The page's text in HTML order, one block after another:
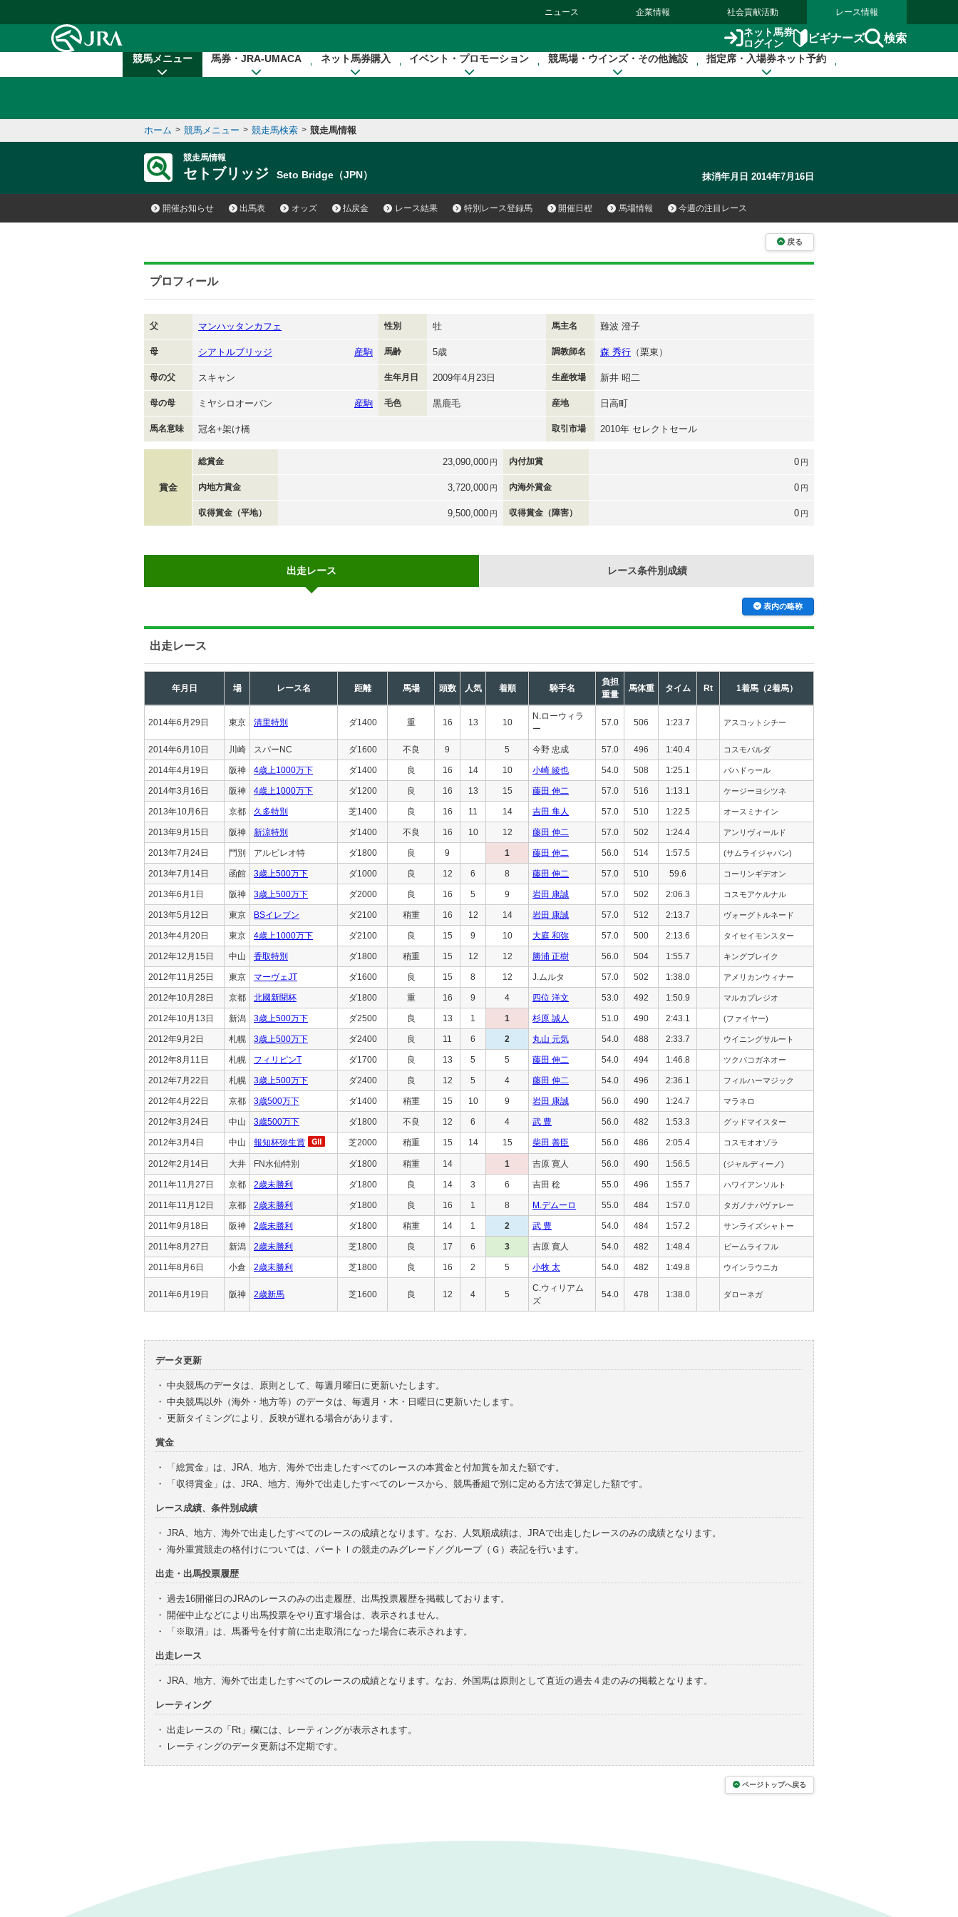
ニュース 企業情報 社会貢献活動 レース情報
ネット馬券
ログイン
ビギナーズ 検索
競馬メニュー 馬券・JRA-UMACA ネット馬券購入 イベント・プロモーション 競馬場・ウインズ・その他施設 指定席・入場券ネット予約
ホーム > 競馬メニュー > 競走馬検索 > 競走馬情報
競走馬情報
セトブリッジ Seto Bridge（JPN） 抹消年月日 2014年7月16日
開催お知らせ 出馬表 オッズ 払戻金 レース結果 特別レース登録馬 開催日程 馬場情報 今週の注目レース
戻る
プロフィール
父 マンハッタンカフェ 性別 牡 馬主名 難波 澄子
母 シアトルブリッジ 産駒 馬齢 5歳 調教師名 森 秀行 （栗東）
母の父 スキャン 生年月日 2009年4月23日 生産牧場 新井 昭二
母の母 ミヤシロオーバン 産駒 毛色 黒鹿毛 産地 日高町
馬名意味 冠名+架け橋 取引市場 2010年 セレクトセール
賞金
総賞金 23,090,000 円 内付加賞 0 円
内地方賞金 3,720,000 円 内海外賞金 0 円
収得賞金（平地） 9,500,000 円 収得賞金（障害） 0 円
出走レース レース条件別成績
表内の略称
出走レース
年月日 場 レース名 距離 馬場 頭数 人気 着順 騎手名
負担
重量
馬体重 タイム Rt 1着馬（2着馬）
2014年6月29日 東京 清里特別 ダ1400 重 16 13 10
N.ローウィラ
ー
57.0 506 1:23.7 アスコットシチー
2014年6月10日 川崎 スパーNC ダ1600 不良 9 5 今野 忠成 57.0 496 1:40.4 コスモパルダ
2014年4月19日 阪神 4歳上1000万下 ダ1400 良 16 14 10 小崎 綾也 54.0 508 1:25.1 バハドゥール
2014年3月16日 阪神 4歳上1000万下 ダ1200 良 16 13 15 藤田 伸二 57.0 516 1:13.1 ケージーヨシツネ
2013年10月6日 京都 久多特別 芝1400 良 16 11 14 吉田 隼人 57.0 510 1:22.5 オースミナイン
2013年9月15日 阪神 新涼特別 ダ1400 不良 16 10 12 藤田 伸二 57.0 502 1:24.4 アンリヴィールド
2013年7月24日 門別 アルビレオ特 ダ1800 良 9 1 藤田 伸二 56.0 514 1:57.5 (サムライジャパン)
2013年7月14日 函館 3歳上500万下 ダ1000 良 12 6 8 藤田 伸二 57.0 510 59.6 コーリンギデオン
2013年6月1日 阪神 3歳上500万下 ダ2000 良 16 5 9 岩田 康誠 57.0 502 2:06.3 コスモアケルナル
2013年5月12日 東京 BSイレブン ダ2100 稍重 16 12 14 岩田 康誠 57.0 512 2:13.7 ヴォーグトルネード
2013年4月20日 東京 4歳上1000万下 ダ2100 良 15 9 10 大庭 和弥 57.0 500 2:13.6 タイセイモンスター
2012年12月15日 中山 香取特別 ダ1800 稍重 15 12 12 勝浦 正樹 56.0 504 1:55.7 キングブレイク
2012年11月25日 東京 マーヴェJT ダ1600 良 15 8 12 J.ムルタ 57.0 502 1:38.0 アメリカンウィナー
2012年10月28日 京都 北國新聞杯 ダ1800 重 16 9 4 四位 洋文 53.0 492 1:50.9 マルカプレジオ
2012年10月13日 新潟 3歳上500万下 ダ2500 良 13 1 1 杉原 誠人 51.0 490 2:43.1 (ファイヤー)
2012年9月2日 札幌 3歳上500万下 ダ2400 良 11 6 2 丸山 元気 54.0 488 2:33.7 ウイニングサルート
2012年8月11日 札幌 フィリピンT ダ1700 良 13 5 5 藤田 伸二 54.0 494 1:46.8 ツクバコガネオー
2012年7月22日 札幌 3歳上500万下 ダ2400 良 12 5 4 藤田 伸二 54.0 496 2:36.1 フィルハーマジック
2012年4月22日 京都 3歳500万下 ダ1400 稍重 15 10 9 岩田 康誠 56.0 490 1:24.7 マラネロ
2012年3月24日 中山 3歳500万下 ダ1800 不良 12 6 4 武 豊 56.0 482 1:53.3 グッドマイスター
2012年3月4日 中山 報知杯弥生賞 芝2000 稍重 15 14 15 柴田 善臣 56.0 486 2:05.4 コスモオオゾラ
2012年2月14日 大井 FN水仙特別 ダ1800 稍重 14 1 吉原 寛人 56.0 490 1:56.5 (ジャルディーノ)
2011年11月27日 京都 2歳未勝利 ダ1800 良 14 3 6 吉田 稔 55.0 496 1:55.7 ハワイアンソルト
2011年11月12日 京都 2歳未勝利 ダ1800 良 16 1 8 M.デムーロ 55.0 484 1:57.0 タガノナパヴァレー
2011年9月18日 阪神 2歳未勝利 ダ1800 稍重 14 1 2 武 豊 54.0 484 1:57.2 サンライズシャトー
2011年8月27日 新潟 2歳未勝利 芝1800 良 17 6 3 吉原 寛人 54.0 482 1:48.4 ビームライフル
2011年8月6日 小倉 2歳未勝利 芝1800 良 16 2 5 小牧 太 54.0 482 1:49.8 ウインラウニカ
2011年6月19日 阪神 2歳新馬 芝1600 良 12 4 5
C.ウィリアム
ズ
54.0 478 1:38.0 ダローネガ
データ更新
・ 中央競馬のデータは、原則として、毎週月曜日に更新いたします。
・ 中央競馬以外（海外・地方等）のデータは、毎週月・木・日曜日に更新いたします。
・ 更新タイミングにより、反映が遅れる場合があります。
賞金
・
「総賞金」は、JRA、地方、海外で出走したすべてのレースの本賞金と付加賞を加えた額です。
・
「収得賞金」は、JRA、地方、海外で出走したすべてのレースから、競馬番組で別に定める方法で算定した額です。
レース成績、条件別成績
・ JRA、地方、海外で出走したすべてのレースの成績となります。なお、人気順成績は、JRAで出走したレースのみの成績となります。
・ 海外重賞競走の格付けについては、パートⅠの競走のみグレード／グループ（Ｇ）表記を行います。
出走・出馬投票履歴
・ 過去16開催日のJRAのレースのみの出走履歴、出馬投票履歴を掲載しております。
・ 開催中止などにより出馬投票をやり直す場合は、表示されません。
・
「※取消」は、馬番号を付す前に出走取消になった場合に表示されます。
出走レース
・ JRA、地方、海外で出走したすべてのレースの成績となります。なお、外国馬は原則として直近の過去４走のみの掲載となります。
レーティング
・ 出走レースの「Rt」欄には、レーティングが表示されます。
・
レーティングのデータ更新は不定期です。
ページトップへ戻る